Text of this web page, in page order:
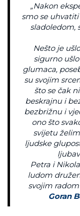
„Nakon
smo se
sladoledom,
Nešto je
sigurno
glumaca,
su svojim
što se čak
beskrajnu i
bezbrižnu i
ono što
svijetu
ljudske
Petra i
ludom
svojim
Goran